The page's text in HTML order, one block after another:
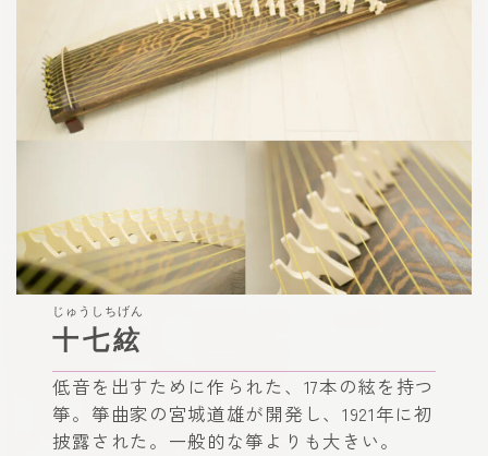
じゅうしち​​げん
十七絃
低音を出すために作られた、17本の絃を持つ
箏。箏曲家の宮城道雄が開発し、1921年に初
披露された。一般的な箏よりも大きい。